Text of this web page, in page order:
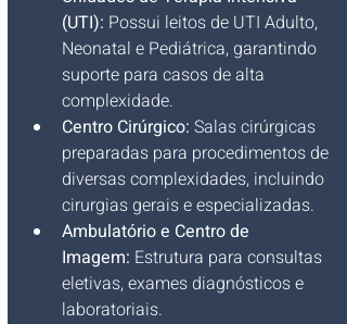
(UTI): Possui leitos de UTI Adulto,
Neonatal e Pediátrica, garantindo
suporte para casos de alta
complexidade.
Centro Cirúrgico: Salas cirúrgicas
preparadas para procedimentos de
diversas complexidades, incluindo
cirurgias gerais e especializadas.
Ambulatório e Centro de
Imagem: Estrutura para consultas
eletivas, exames diagnósticos e
laboratoriais.